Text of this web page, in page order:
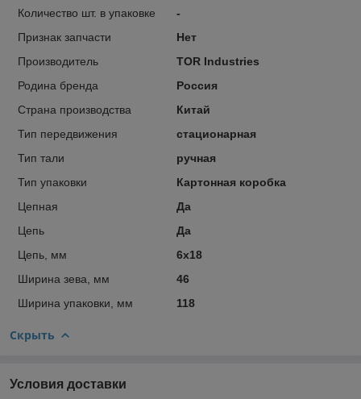
Количество шт. в упаковке
-
Признак запчасти
Нет
Производитель
TOR Industries
Родина бренда
Россия
Страна производства
Китай
Тип передвижения
стационарная
Тип тали
ручная
Тип упаковки
Картонная коробка
Цепная
Да
Цепь
Да
Цепь, мм
6х18
Ширина зева, мм
46
Ширина упаковки, мм
118
Скрыть
Условия доставки